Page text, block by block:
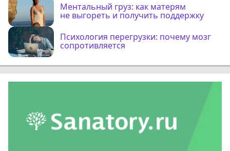
Ментальный груз: как матерям
не выгореть и получить поддержку
Психология перегрузки: почему мозг
сопротивляется